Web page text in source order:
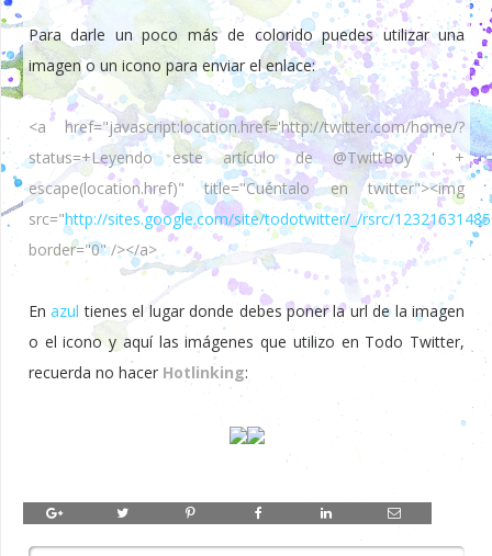
Para darle un poco más de colorido puedes utilizar una
imagen o un icono para enviar el enlace:
<a href="javascript:location.href='http://twitter.com/home/?
status=+Leyendo este artículo de @TwittBoy ' +
escape(location.href)" title="Cuéntalo en twitter"><img
src="http://sites.google.com/site/todotwitter/_/rsrc/
border="0" /></a>
Enazul tienes el lugar donde debes poner la url de la imagen
o el icono y aquí las imágenes que utilizo en Todo Twitter,
recuerda no hacer Hotlinking: